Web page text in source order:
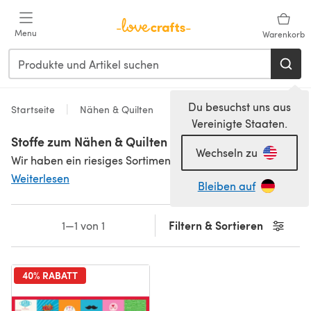
Menu Warenkorb
Du besuchst uns aus
Vereinigte Staaten.
Wechseln zu
Bleiben auf
Startseite Nähen & Quilten
Stoffe zum Nähen & Quilten
Weiterlesen
Filtern & Sortieren
1—1 von 1
40% RABATT